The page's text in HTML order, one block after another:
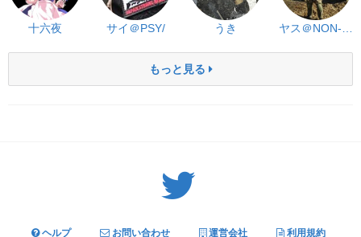
十六夜 サイ＠PSY/ うき
もっと見る
ヘルプ お問い合わせ 運営会社 利用規約